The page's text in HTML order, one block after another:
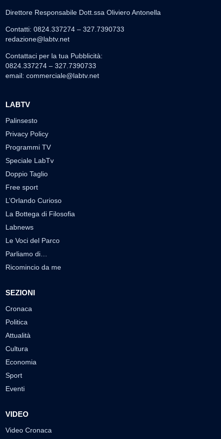
Direttore Responsabile Dott.ssa Oliviero Antonella
Contatti: 0824.337274 – 327.7390733
redazione@labtv.net
Contattaci per la tua Pubblicità:
0824.337274 – 327.7390733
email: commerciale@labtv.net
LABTV
Palinsesto
Privacy Policy
Programmi TV
Speciale LabTv
Doppio Taglio
Free sport
L’Orlando Curioso
La Bottega di Filosofia
Labnews
Le Voci del Parco
Parliamo di…
Ricomincio da me
SEZIONI
Cronaca
Politica
Attualità
Cultura
Economia
Sport
Eventi
VIDEO
Video Cronaca